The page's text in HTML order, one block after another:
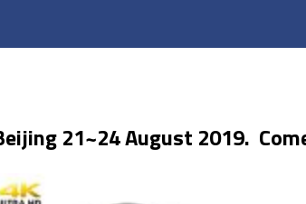
21~24 August 2019.